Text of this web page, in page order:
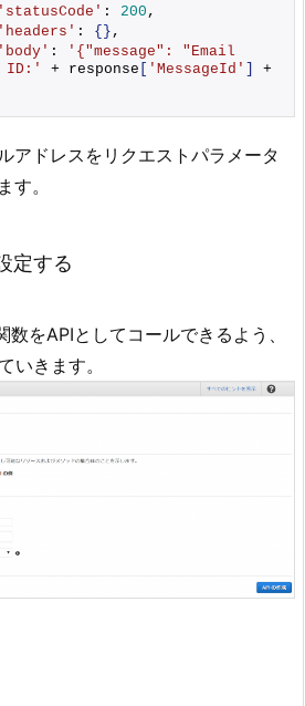
'statusCode' : 200 ,
'headers' : {} ,
'body' :
'{"message": "Email
ID:'
+ response [ 'MessageId' ]
アドレスをリクエストパラメータ
す。
定する
をAPIとしてコールできるよう、
いきます。